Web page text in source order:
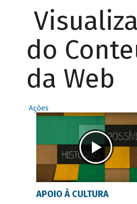
do
da Web
Ações
APOIO À CULTURA